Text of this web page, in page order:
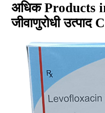
अधिक Products
जीवाणुरोधी उत्पाद